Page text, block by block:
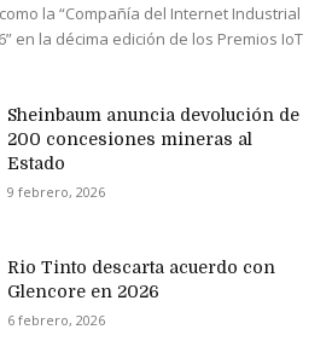
la “Compañía del Internet Industrial
en la décima edición de los Premios IoT
Sheinbaum anuncia devolución de
200 concesiones mineras al
Estado
9 febrero, 2026
Rio Tinto descarta acuerdo con
Glencore en 2026
6 febrero, 2026